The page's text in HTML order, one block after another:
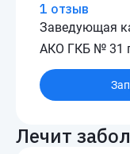
1 отзыв
Заведующая
АКО ГКБ № 31
Лечит